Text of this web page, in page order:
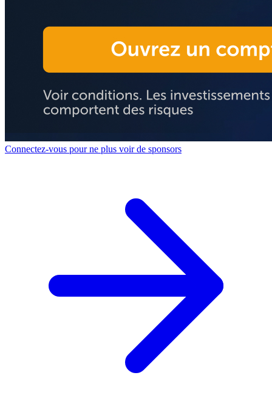
Connectez-vous pour ne plus voir de sponsors